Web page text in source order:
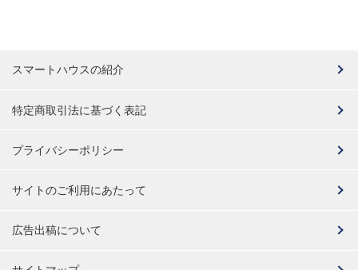
スマートハウスの紹介
特定商取引法に基づく表記
プライバシーポリシー
サイトのご利用にあたって
広告出稿について